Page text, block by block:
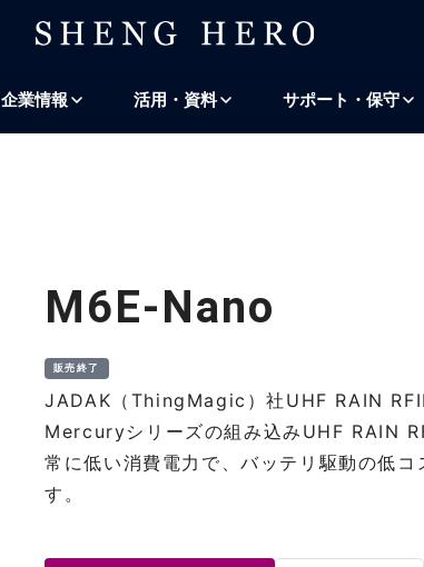
ナビゲーションにスキップ 検索にスキップ
企業情報 活用・資料 サポート・保守
M6E-Nano
販売終了
JADAK（ThingMagic）社UHF RAIN
Mercuryシリーズの組み込みUHF RAIN
常に低い消費電力で、バッテリ駆動の低
す。